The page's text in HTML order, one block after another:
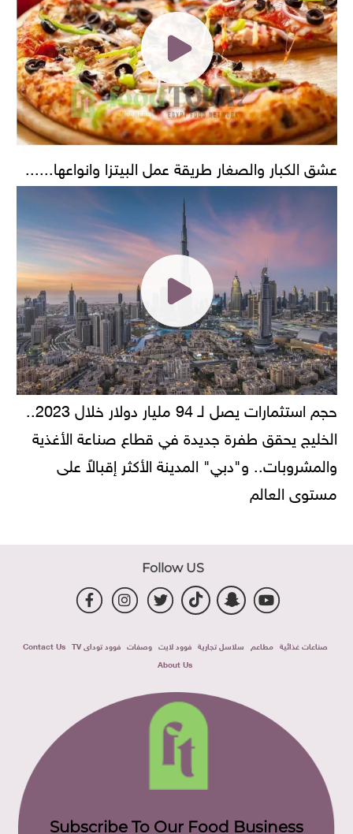
عشق الكبار والصغار طريقة عمل البيتزا وانواعها......
حجم استثمارات يصل لـ 94 مليار دولار خلال 2023..
الخليج يحقق طفرة جديدة في قطاع صناعة الأغذية
والمشروبات.. و"دبي" المدينة الأكثر إقبالاً على
مستوى العالم
Follow US
صناعات غذائية مطاعم سلاسل تجارية فوود لايت وصفات فوود توداى TV
Contact Us
About Us
Subscribe To Our Food Business